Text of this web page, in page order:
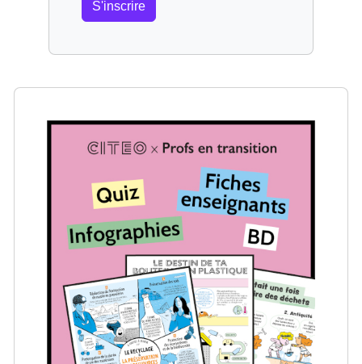
S'inscrire